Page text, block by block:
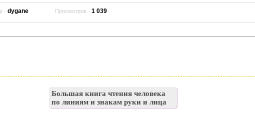
-dygane Просмотров -1 039
Большая книга чтения человека
по линиям и знакам руки и лица